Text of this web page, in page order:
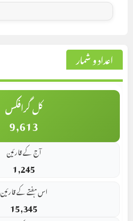
اعداد و شمار
کل گرافکس
9,613
آج کے قارئین
1,245
اس ہفتے کے قارئین
15,345